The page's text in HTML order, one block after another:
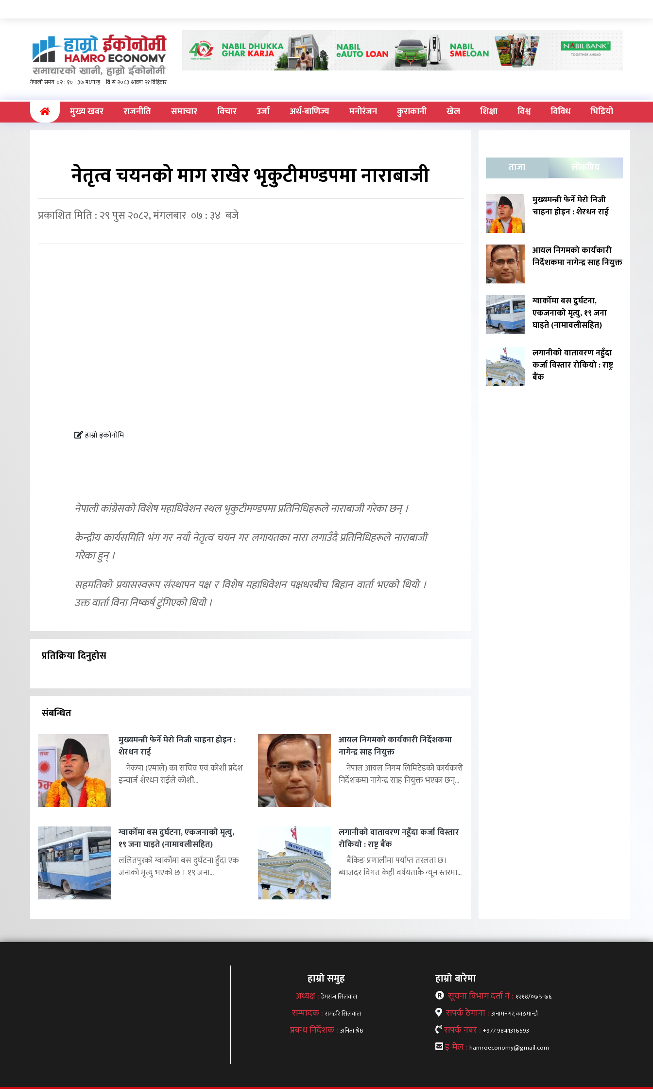
(current)मुख्य खबर राजनीति समाचार विचार उर्जा अर्थ-बाणिज्य मनोरंजन कुराकानी खेल शिक्षा विश्व विविध भिडियो
नेतृत्व चयनको माग राखेर भृकुटीमण्डपमा नाराबाजी
प्रकाशित मिति : २९ पुस २०८२, मंगलबार ०७ : ३४ बजे
हाम्रो इकोनोमि
नेपाली कांग्रेसको विशेष महाधिवेशन स्थल भृकुटीमण्डपमा प्रतिनिधिहरूले नाराबाजी गरेका छन् ।
केन्द्रीय कार्यसमिति भंग गर नयाँ नेतृत्व चयन गर लगायतका नारा लगाउँदै प्रतिनिधिहरूले नाराबाजी
गरेका हुन् ।
सहमतिको प्रयासस्वरूप संस्थापन पक्ष र विशेष महाधिवेशन पक्षधरबीच बिहान वार्ता भएको थियो ।
उक्त वार्ता विना निष्कर्ष टुंगिएको थियो ।
प्रतिक्रिया दिनुहोस
संबन्धित
मुख्यमन्त्री फेर्ने मेरो निजी चाहना होइन :
शेरधन राई
नेकपा (एमाले) का सचिव एवं कोशी प्रदेश
इन्चार्ज शेरधन राईले कोशी...
आयल निगमको कार्यकारी निर्देशकमा
नागेन्द्र साह नियुक्त
नेपाल आयल निगम लिमिटेडको कार्यकारी
निर्देशकमा नागेन्द्र साह नियुक्त भएका छन्...
ग्वार्कोमा बस दुर्घटना, एकजनाको मृत्यु,
१९ जना घाइते (नामावलीसहित)
ललितपुरको ग्वार्कोमा बस दुर्घटना हुँदा एक
जनाको मृत्यु भएको छ । १९ जना...
लगानीको वातावरण नहुँदा कर्जा विस्तार
रोकियो : राष्ट्र बैंक
बैंकिङ प्रणालीमा पर्याप्त तरलता छ।
ब्याजदर विगत केही वर्षयताकै न्यून स्तरमा...
ताजा लोकप्रिय
मुख्यमन्त्री फेर्ने मेरो निजी
चाहना होइन : शेरधन राई
आयल निगमको कार्यकारी
निर्देशकमा नागेन्द्र साह नियुक्त
ग्वार्कोमा बस दुर्घटना,
एकजनाको मृत्यु, १९ जना
घाइते (नामावलीसहित)
लगानीको वातावरण नहुँदा
कर्जा विस्तार रोकियो : राष्ट्र
बैंक
हाम्रो समुह
अध्यक्ष :हेमराज सिलवाल
सम्पादक :रामहरि सिलवाल
प्रबन्ध निर्देशक : अनिता श्रेष्ठ
हाम्रो बारेमा
सूचना विभाग दर्ता नं : १२१४/०७५-७६
सपर्क ठेगाना : अनामनगर,काठमान्डौ
सपर्क नंबर : +977 9841316593
इ-मेल :hamroeconomy@gmail.com